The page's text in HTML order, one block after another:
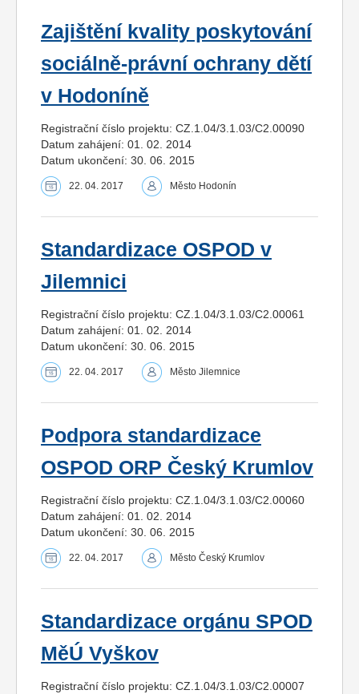
Zajištění kvality poskytování
sociálně-právní ochrany dětí
v Hodoníně
Registrační číslo projektu: CZ.1.04/3.1.03/C2.00090
Datum zahájení: 01. 02. 2014
Datum ukončení: 30. 06. 2015
22. 04. 2017 Město Hodonín
Standardizace OSPOD v
Jilemnici
Registrační číslo projektu: CZ.1.04/3.1.03/C2.00061
Datum zahájení: 01. 02. 2014
Datum ukončení: 30. 06. 2015
22. 04. 2017 Město Jilemnice
Podpora standardizace
OSPOD ORP Český Krumlov
Registrační číslo projektu: CZ.1.04/3.1.03/C2.00060
Datum zahájení: 01. 02. 2014
Datum ukončení: 30. 06. 2015
22. 04. 2017 Město Český Krumlov
Standardizace orgánu SPOD
MěÚ Vyškov
Registrační číslo projektu: CZ.1.04/3.1.03/C2.00007